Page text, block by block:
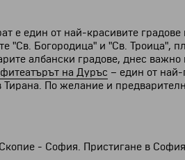
е един от най-красивите градове
"Св. Богородица" и "Св. Троица",
албански градове, днес
на Дуръс – един от
По желание и
- София. Пристигане в